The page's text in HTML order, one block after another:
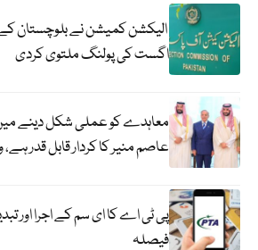
اگست کی پولنگ ملتوی کردی
معاہدے کو عملی شکل دینے
عاصم منیر کا کردار قابل قدر
پی ٹی اے کا ای سم کے اجرا اور
فیصلہ